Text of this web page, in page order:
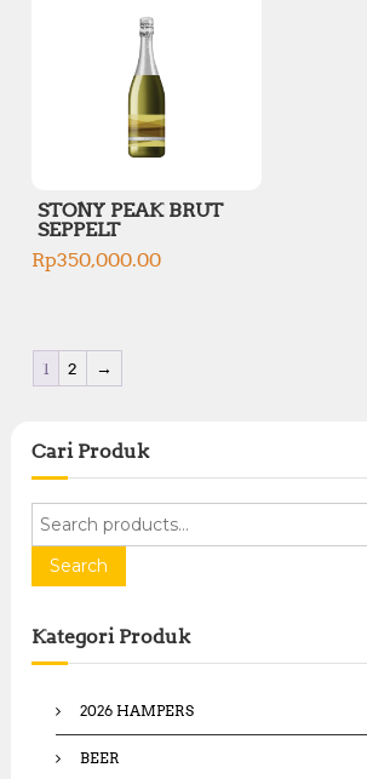
STONY PEAK BRUT
SEPPELT
Rp350,000.00
1 2 →
Cari Produk
r
h
f
Search
Kategori Produk
2026 HAMPERS
BEER